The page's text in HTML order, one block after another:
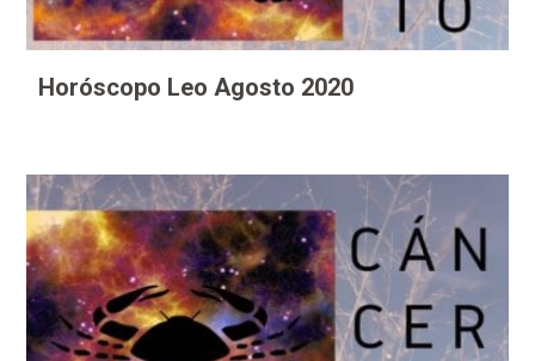
Horóscopo Leo Agosto 2020